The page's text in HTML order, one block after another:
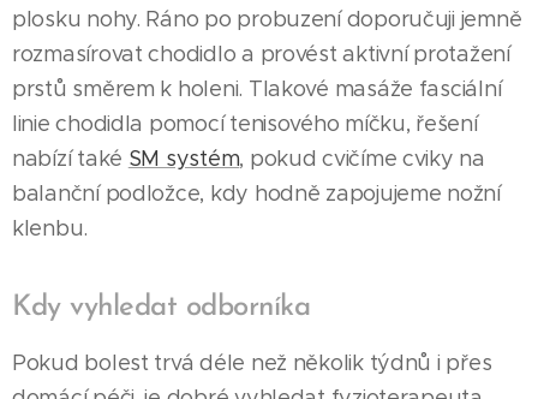
plosku nohy. Ráno po probuzení doporučuji jemně
rozmasírovat chodidlo a provést aktivní protažení
prstů směrem k holeni. Tlakové masáže fasciální
linie chodidla pomocí tenisového míčku, řešení
nabízí také SM systém, pokud cvičíme cviky na
balanční podložce, kdy hodně zapojujeme nožní
klenbu.
Kdy vyhledat odborníka
Pokud bolest trvá déle než několik týdnů i přes